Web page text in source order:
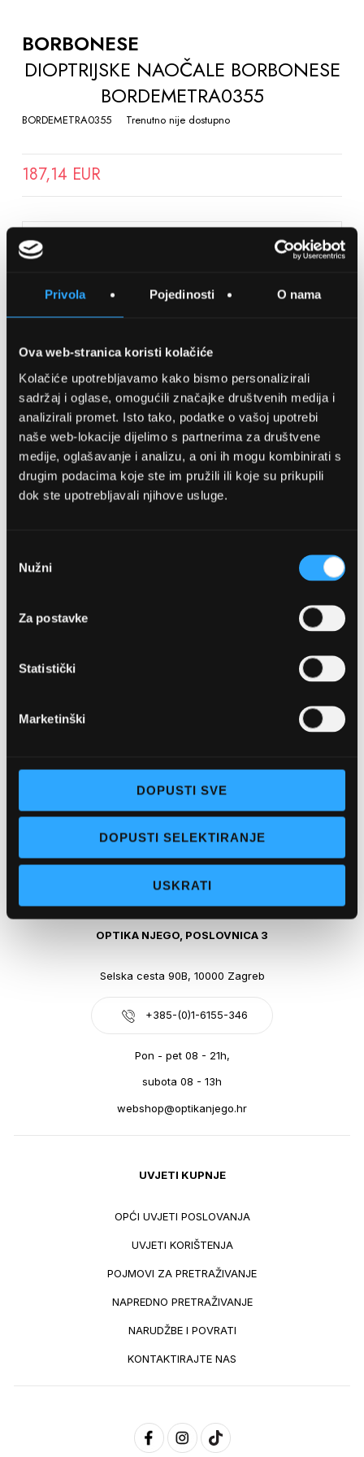
Privola Pojedinosti O nama
Ova web-stranica koristi kolačiće
Kolačiće upotrebljavamo kako bismo personalizirali
sadržaj i oglase, omogućili značajke društvenih medija i
analizirali promet. Isto tako, podatke o vašoj upotrebi
naše web-lokacije dijelimo s partnerima za društvene
medije, oglašavanje i analizu, a oni ih mogu kombinirati s
drugim podacima koje ste im pružili ili koje su prikupili
dok ste upotrebljavali njihove usluge.
pristanka
Nužni
Za postavke
Statistički
Marketinški
DOPUSTI SVE
DOPUSTI SELEKTIRANJE
USKRATI
THE
BEGINNING
OF
GALLERY
BORBONESE
DIOPTRIJSKE NAOČALE BORBONESE
BORDEMETRA0355
BORDEMETRA0355 Trenutno nije dostupno
187,14 EUR
SPREMITE NA LISTU ŽELJA
Detalji
OPTIKA NJEGO, POSLOVNICA 1
Pon - pet: 07 - 21h,
Sub: 07-21h
webshop@optikanjego.hr
OPTIKA NJEGO, POSLOVNICA 3
Selska cesta 90B, 10000 Zagreb
+385-(0)1-6155-346
Pon - pet 08 - 21h,
subota 08 - 13h
webshop@optikanjego.hr
UVJETI KUPNJE
OPĆI UVJETI POSLOVANJA
UVJETI KORIŠTENJA
POJMOVI ZA PRETRAŽIVANJE
NAPREDNO PRETRAŽIVANJE
NARUDŽBE I POVRATI
KONTAKTIRAJTE NAS